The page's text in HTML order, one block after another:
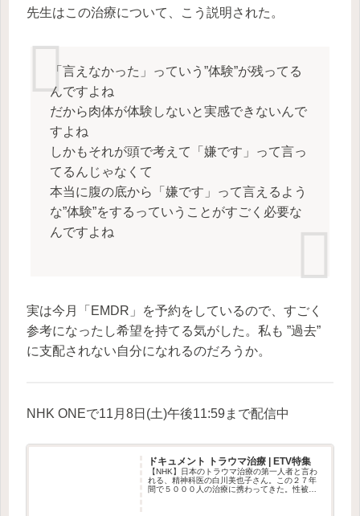
先生はこの治療について、こう説明された。
「言えなかった」っていう”体験”が残ってる
んですよね
だから肉体が体験しないと実感できないんで
すよね
しかもそれが頭で考えて「嫌です」って言っ
てるんじゃなくて
本当に腹の底から「嫌です」って言えるよう
な”体験”をするっていうことがすごく必要な
んですよね
実は今月「EMDR」を予約をしているので、すごく
参考になったし希望を持てる気がした。私も ”過去”
に支配されない自分になれるのだろうか。
NHK ONEで11月8日(土)午後11:59まで配信中
ドキュメント トラウマ治療 | ETV特集
【NHK】日本のトラウマ治療の第一人者と言わ
れる、精神科医の白川美也子さん。この２７年
間で５０００人の治療に携わってきた。性被害